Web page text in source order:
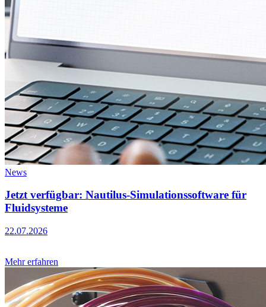
News
Jetzt verfügbar: Nautilus-Simulationssoftware für
Fluidsysteme
22.07.2026
Mehr erfahren